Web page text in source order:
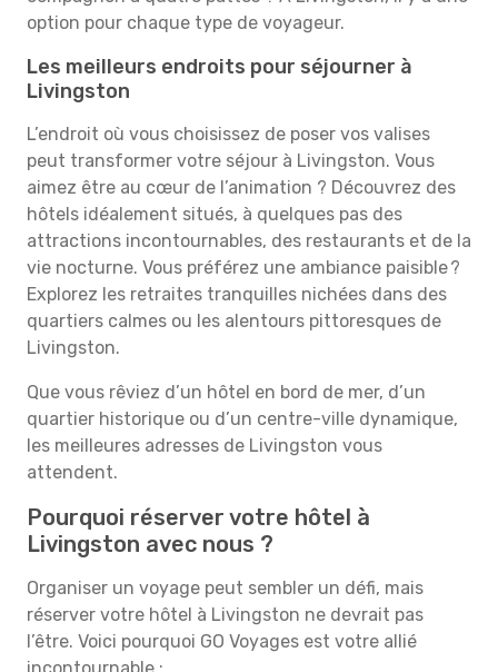
option pour chaque type de voyageur.
Les meilleurs endroits pour séjourner à
Livingston
L’endroit où vous choisissez de poser vos valises
peut transformer votre séjour à Livingston. Vous
aimez être au cœur de l’animation ? Découvrez des
hôtels idéalement situés, à quelques pas des
attractions incontournables, des restaurants et de la
vie nocturne. Vous préférez une ambiance paisible ?
Explorez les retraites tranquilles nichées dans des
quartiers calmes ou les alentours pittoresques de
Livingston.
Que vous rêviez d’un hôtel en bord de mer, d’un
quartier historique ou d’un centre-ville dynamique,
les meilleures adresses de Livingston vous
attendent.
Pourquoi réserver votre hôtel à
Livingston avec nous ?
Organiser un voyage peut sembler un défi, mais
réserver votre hôtel à Livingston ne devrait pas
l’être. Voici pourquoi GO Voyages est votre allié